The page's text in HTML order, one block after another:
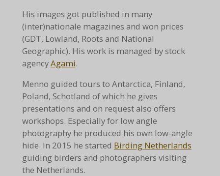
His images got published in many
(inter)nationale magazines and won prices
(GDT, Lowland, Roots and National
Geographic). His work is managed by stock
agencyAgami.
Menno guided tours to Antarctica, Finland,
Poland, Schotland of which he gives
presentations and on request also offers
workshops. Especially for low angle
photography he produced his own low-angle
hide. In 2015 he started Birding Netherlands
guiding birders and photographers visiting
the Netherlands.